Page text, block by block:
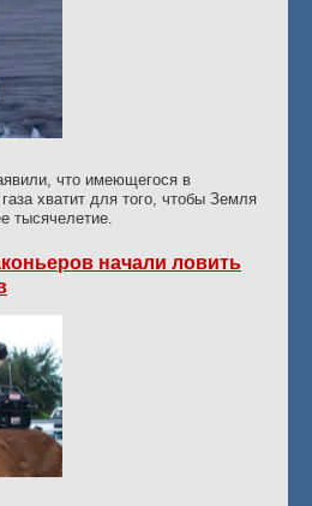
что имеющегося в
хватит для того, чтобы Земля
тысячелетие.
начали ловить